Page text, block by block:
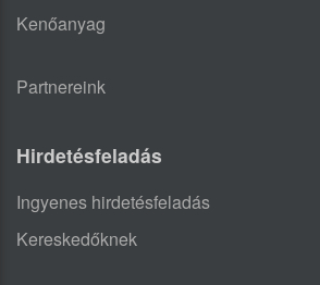
Kenőanyag
Partnereink
Hirdetésfeladás
Ingyenes hirdetésfeladás
Kereskedőknek